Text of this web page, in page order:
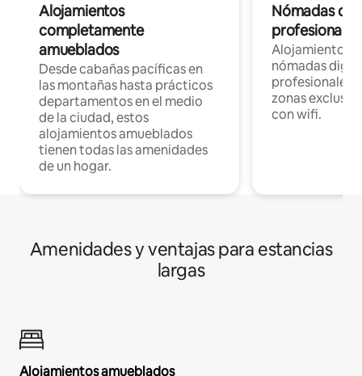
Alojamientos
completamente
amueblados
Desde cabañas pacíficas en
las montañas hasta prácticos
departamentos en el medio
de la ciudad, estos
alojamientos amueblados
tienen todas las amenidades
de un hogar.
Nómadas
Alojamientos
nómadas
profesionales
zonas
con wifi.
Amenidades y ventajas para estancias
largas
Alojamientos amueblados